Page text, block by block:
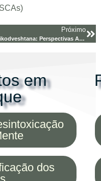
Próximo
Pindikodveshtana: Perspectivas Ayurvédicas e
em
dos